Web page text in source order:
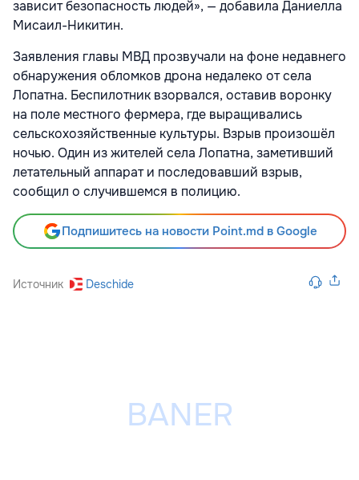
зависит безопасность людей», — добавила Даниелла
Мисаил-Никитин.
Заявления главы МВД прозвучали на фоне недавнего
обнаружения обломков дрона недалеко от села
Лопатна. Беспилотник взорвался, оставив воронку
на поле местного фермера, где выращивались
сельскохозяйственные культуры. Взрыв произошёл
ночью. Один из жителей села Лопатна, заметивший
летательный аппарат и последовавший взрыв,
сообщил о случившемся в полицию.
Подпишитесь на новости Point.md в Google
Источник Deschide